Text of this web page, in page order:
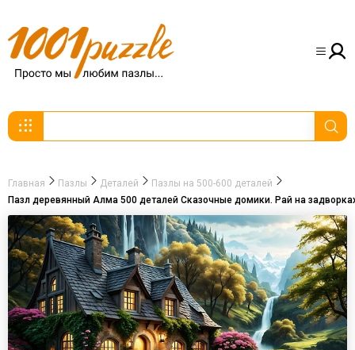
Главная Пазлы Деталей
Пазлы на 500-600 деталей
Пазл деревянный Алма 500 деталей Сказочные домики. Рай на